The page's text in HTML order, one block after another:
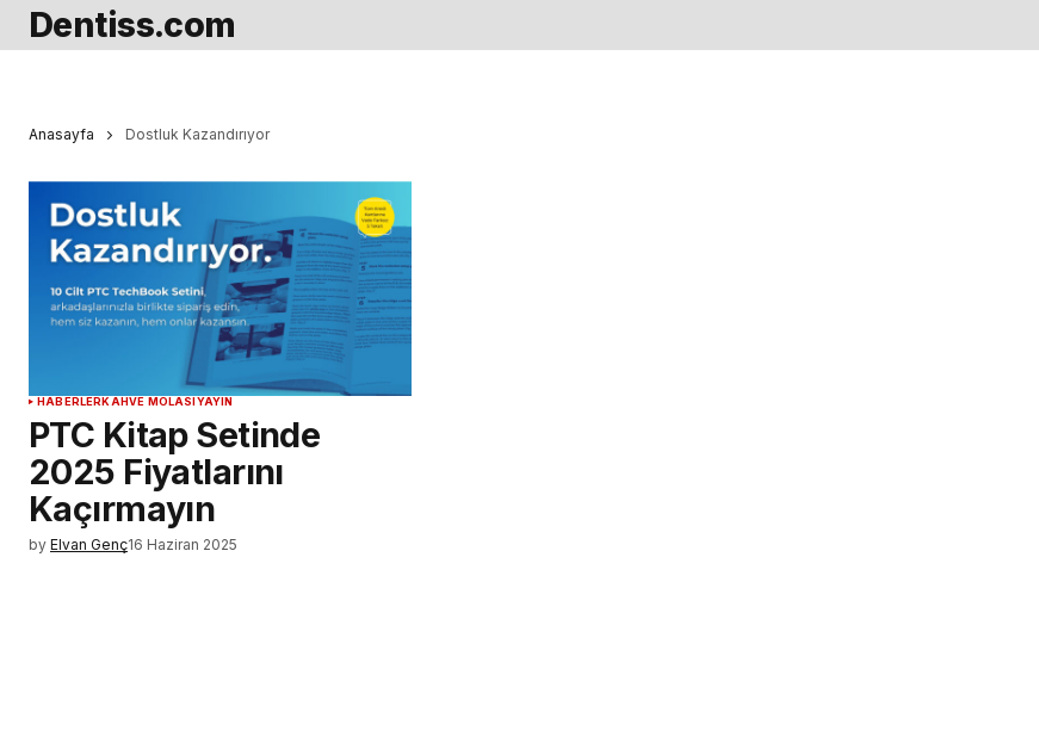
Dentiss.com
Anasayfa Dostluk Kazandırıyor
HABERLERKAHVE MOLASIYAYIN
PTC Kitap Setinde
2025 Fiyatlarını
Kaçırmayın
by Elvan Genç16 Haziran 2025